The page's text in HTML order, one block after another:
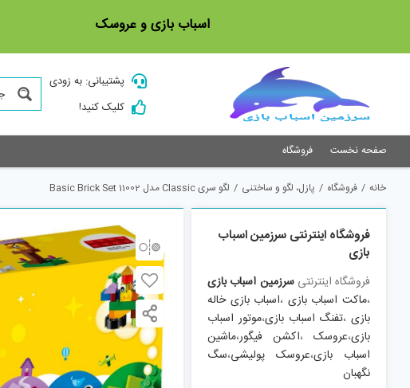
اسباب بازی و عروسک
پشتیبانی: به زودی
کلیک کنید!
صفحه نخست فروشگاه
خانه / فروشگاه / پازل، لگو و ساختنی / لگو سری Classic مدل 11002 Basic Brick Set
فروشگاه اینترنتی سرزمین اسباب
بازی
فروشگاه اینترنتیسرزمین اسباب بازی
،ماکت اسباب بازی ،اسباب بازی خاله
بازی،تفنگ اسباب بازی،موتور اسباب
بازی،عروسک،اکشن فیگور،ماشین
اسباب بازی،عروسک پولیشی،سگ
نگهبان